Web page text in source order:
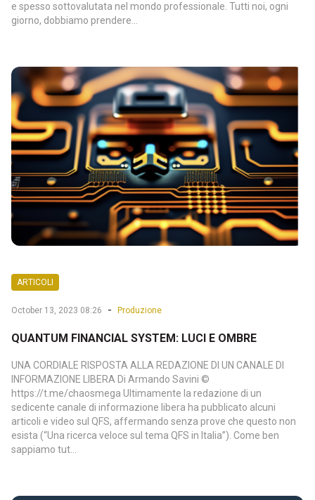
e spesso sottovalutata nel mondo professionale. Tutti noi, ogni
giorno, dobbiamo prendere...
ARTICOLI
October 13, 2023 08:26 - Produzione
QUANTUM FINANCIAL SYSTEM: LUCI E OMBRE
UNA CORDIALE RISPOSTA ALLA REDAZIONE DI UN CANALE DI
INFORMAZIONE LIBERA Di Armando Savini ©
https://t.me/chaosmega Ultimamente la redazione di un
sedicente canale di informazione libera ha pubblicato alcuni
articoli e video sul QFS, affermando senza prove che questo non
esista (“Una ricerca veloce sul tema QFS in Italia”). Come ben
sappiamo tut...